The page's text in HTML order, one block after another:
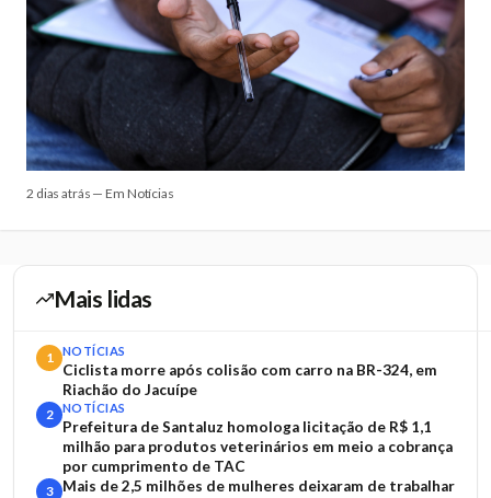
2 dias atrás — Em Notícias
Mais lidas
1 NOTÍCIAS
Ciclista morre após colisão com carro na BR-324, em
Riachão do Jacuípe
2 NOTÍCIAS
Prefeitura de Santaluz homologa licitação de R$ 1,1
milhão para produtos veterinários em meio a cobrança
por cumprimento de TAC
3
Mais de 2,5 milhões de mulheres deixaram de trabalhar